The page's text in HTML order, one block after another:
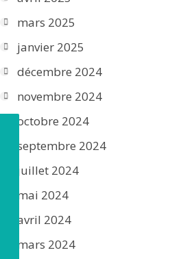
mars 2025
janvier 2025
décembre 2024
novembre 2024
octobre 2024
septembre 2024
juillet 2024
mai 2024
avril 2024
mars 2024